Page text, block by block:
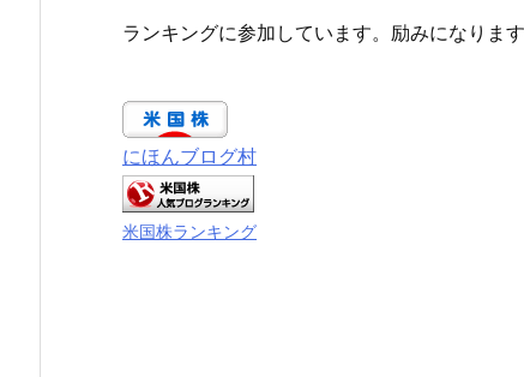
ランキングに参加しています。励みになりま
にほんブログ村
米国株ランキング